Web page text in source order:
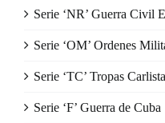
Serie ‘NR’ Guerra Civil
Serie ‘OM’ Ordenes
Serie ‘TC’ Tropas
Serie ‘F’ Guerra de Cuba